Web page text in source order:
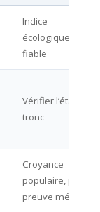
Indice
écologique
fiable
Vérifier l’état du
tronc
Croyance
populaire, pas
preuve météo